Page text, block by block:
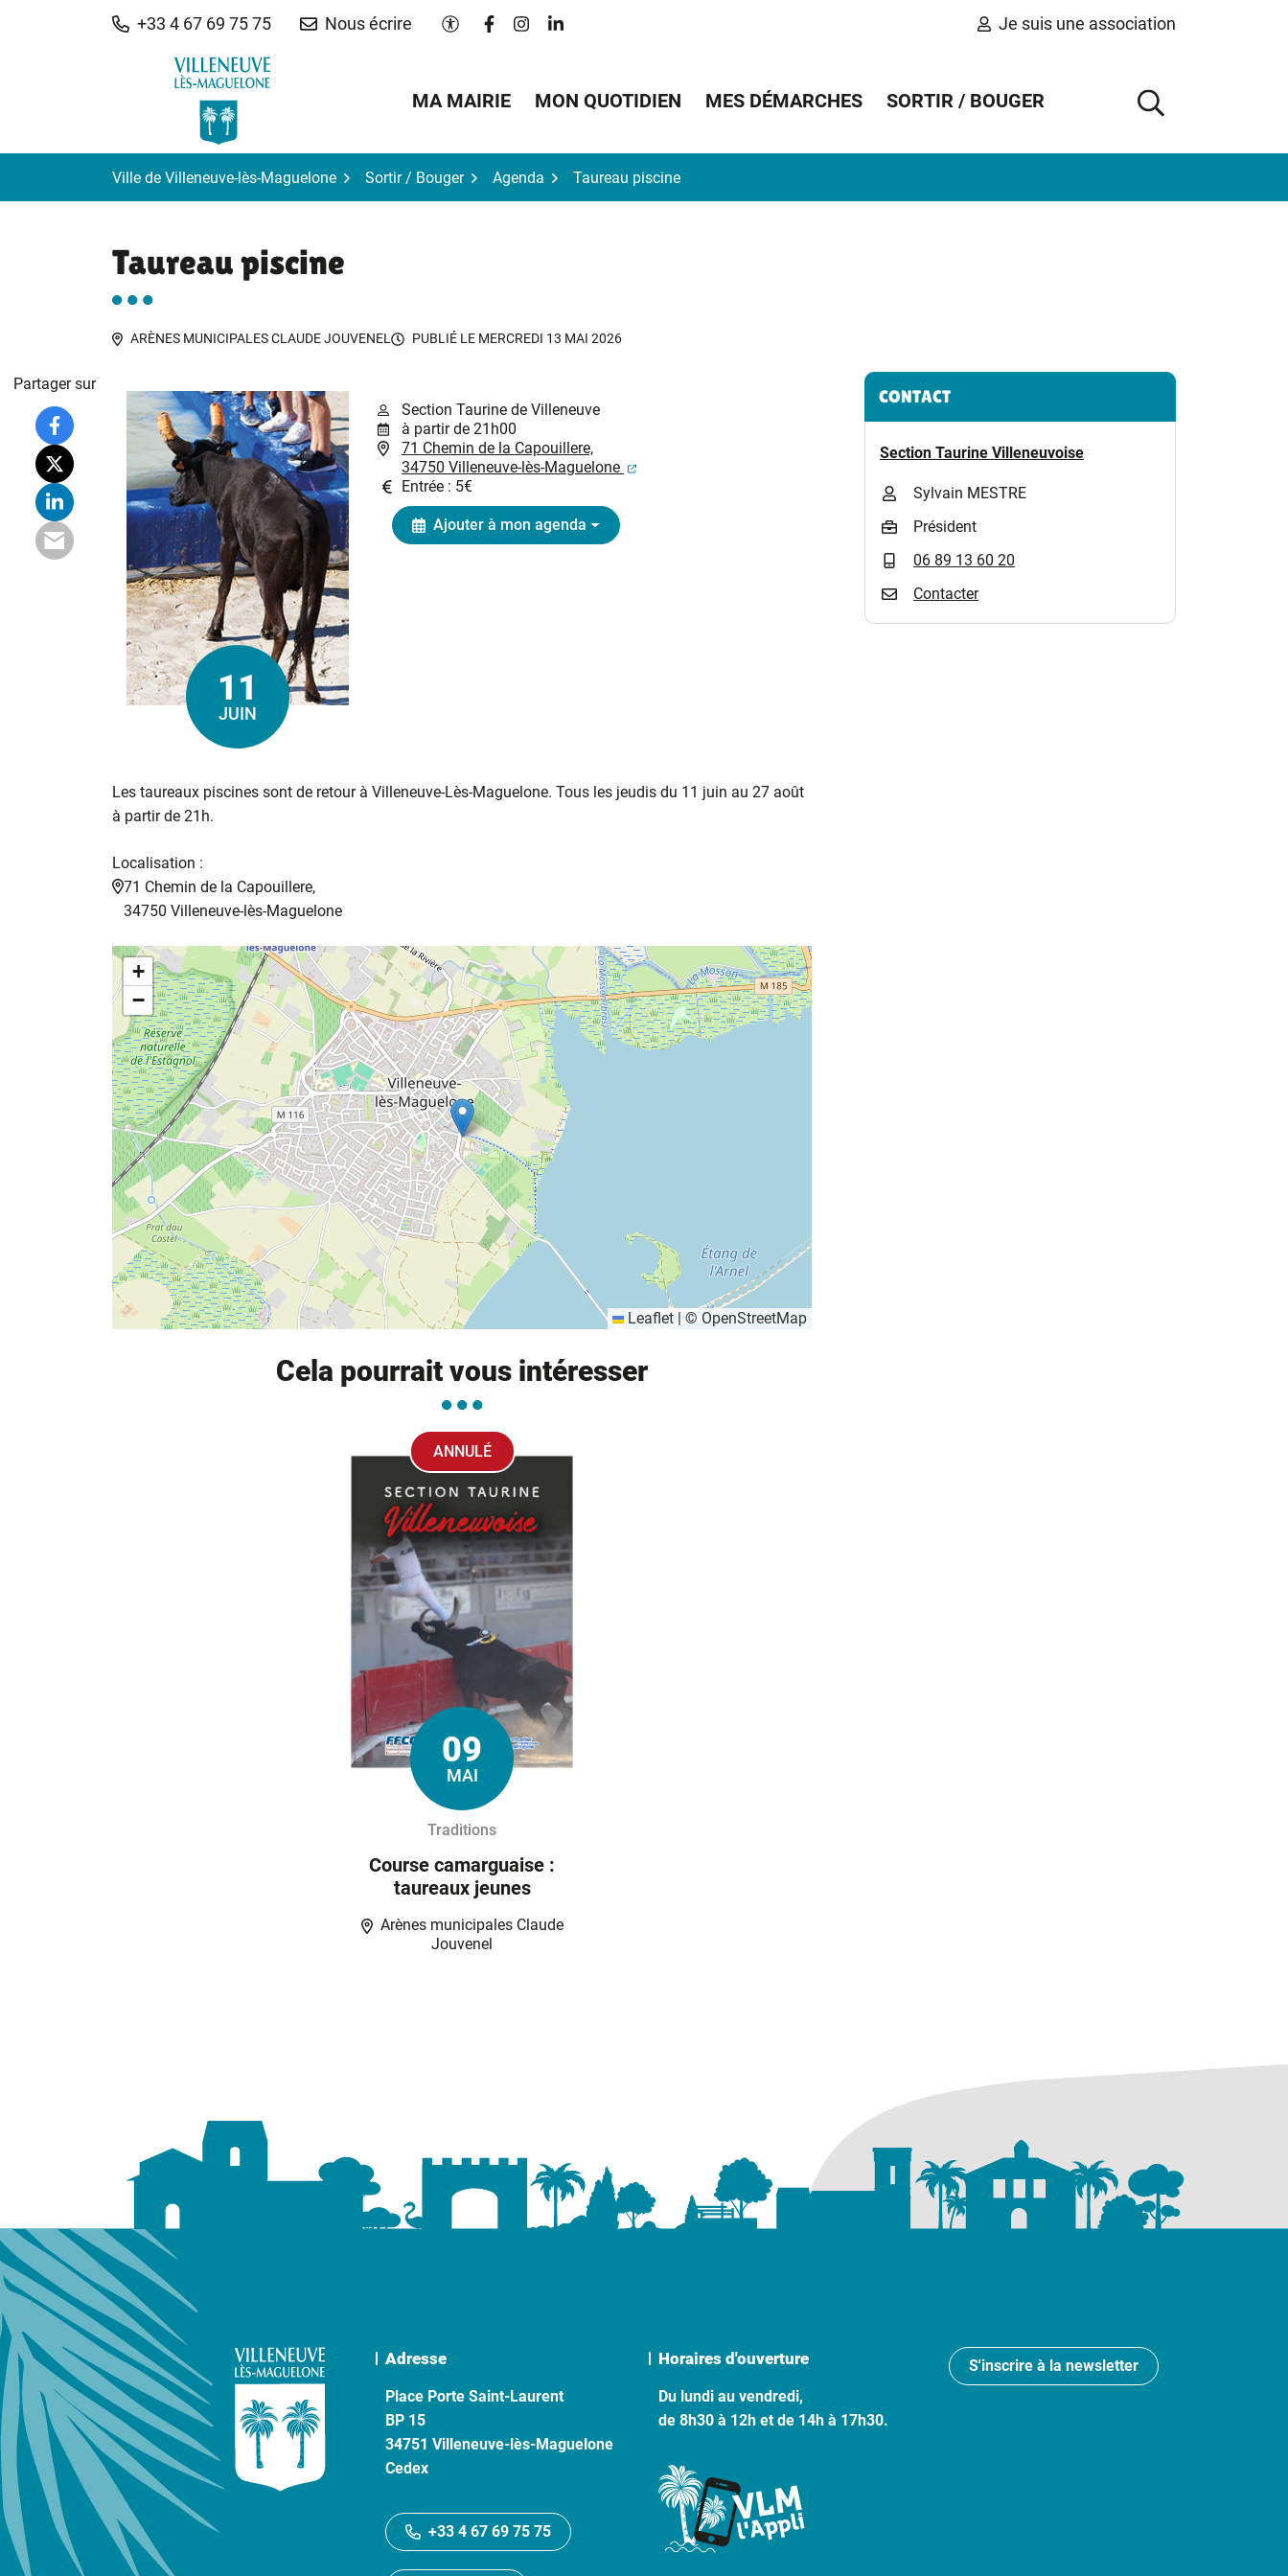
+33 4 67 69 75 75 Nous écrire Paramètres d'accessibilité
Lien vers le compte Facebook
Lien vers le compte Instagram
Lien vers le compte Linkedin Je suis une association
MA MAIRIE MON QUOTIDIEN MES DÉMARCHES SORTIR / BOUGER
AFFICHER
Ville de Villeneuve-lès-Maguelone Sortir / Bouger Agenda Taureau piscine
Taureau piscine
ARÈNES MUNICIPALES CLAUDE JOUVENEL PUBLIÉ LE MERCREDI 13 MAI 2026
Le
11
JUIN
Section Taurine de Villeneuve
à partir de 21h00
71 Chemin de la Capouillere,
34750 Villeneuve-lès-Maguelone
(ouverture dans un nouvel onglet)
Entrée : 5€
Ajouter à mon agenda
Les taureaux piscines sont de retour à Villeneuve-Lès-Maguelone. Tous les jeudis du 11 juin au 27 août
à partir de 21h.
Localisation :
71 Chemin de la Capouillere,
34750 Villeneuve-lès-Maguelone
+
−
Leaflet |©OpenStreetMap
Partager sur Informations complémentaires
CONTACT
Section Taurine Villeneuvoise
Sylvain MESTRE
Président
06 89 13 60 20
Contacter
Cela pourrait vous intéresser
ANNULÉ
Le
09
MAI
Traditions
Course camarguaise :
taureaux jeunes
Arènes municipales Claude
Jouvenel
Adresse
Place Porte Saint-Laurent
BP 15
34751 Villeneuve-lès-Maguelone
Cedex
+33 4 67 69 75 75
Horaires d'ouverture
Du lundi au vendredi,
de 8h30 à 12h et de 14h à 17h30.
S'inscrire à la newsletter